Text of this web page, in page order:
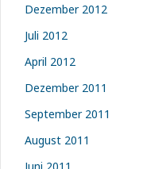
Dezember 2012
Juli 2012
April 2012
Dezember 2011
September 2011
August 2011